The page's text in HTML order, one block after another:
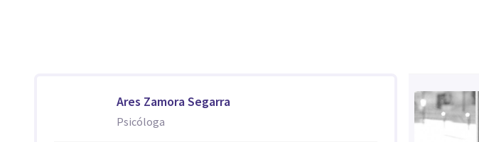
Ares Zamora Segarra
Psicóloga